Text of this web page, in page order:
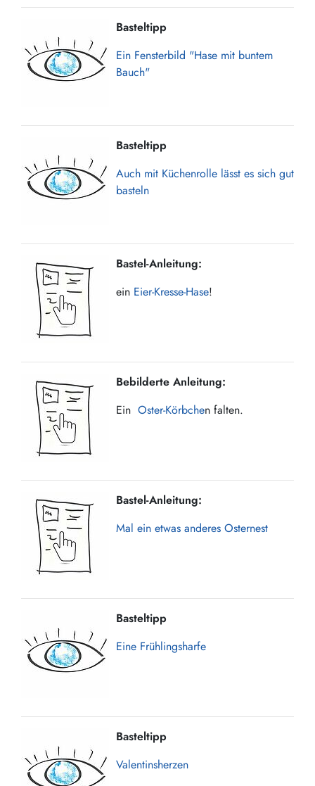
Basteltipp
Ein Fensterbild "Hase mit buntem
Bauch"
Basteltipp
Auch mit Küchenrolle lässt es sich gut
basteln
Bastel-Anleitung:
ein Eier-Kresse-Hase!
Bebilderte Anleitung:
Ein Oster-Körbchen falten.
Bastel-Anleitung:
Mal ein etwas anderes Osternest
Basteltipp
Eine Frühlingsharfe
Basteltipp
Valentinsherzen